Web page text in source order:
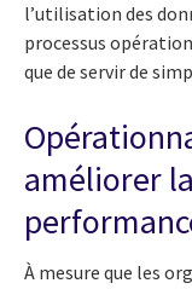
l’utilisation des
processus
que de servir de
améliorer
À mesure que les